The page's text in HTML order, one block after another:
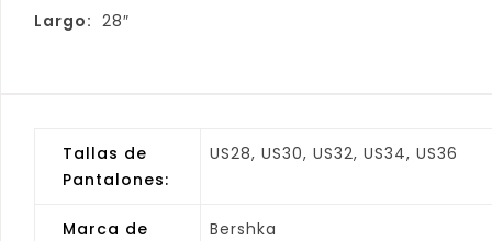
Largo: 28″
Tallas de
Pantalones:
US28, US30, US32, US34, US36
Marca de
Bershka